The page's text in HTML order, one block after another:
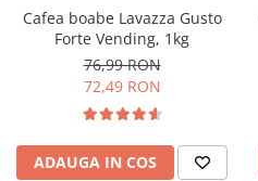
Diverse
Pahare de cafea
Consumabile
Cafea boabe Lavazza Gusto
Forte Vending, 1kg
76,99 RON
72,49 RON
ADAUGA IN COS